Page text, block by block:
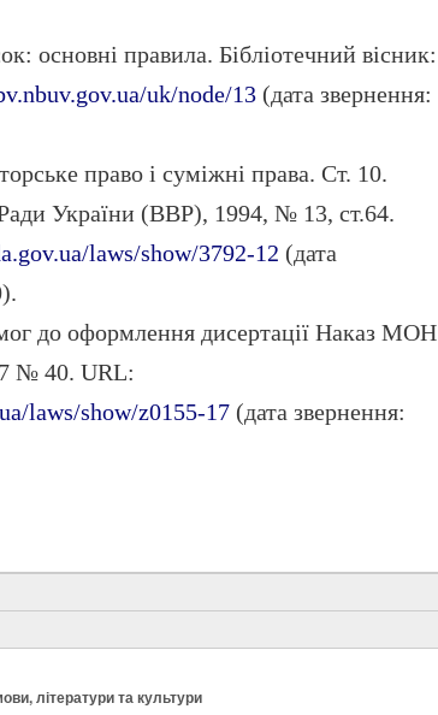
основні правила. Бібліотечний вісник:
uk/node/13(дата звернення:
право і суміжні права. Ст. 10.
України (ВВР), 1994, № 13, ст.64.
laws/show/3792-12 (дата
до оформлення дисертації Наказ МОН
№ 40. URL:
laws/show/z0155-17(дата звернення:
літератури та культури